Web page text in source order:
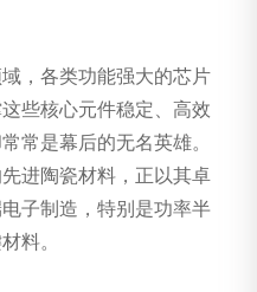
，各类功能强大的芯片
些核心元件稳定、高效
常是幕后的无名英雄。
进陶瓷材料，正以其卓
子制造，特别是功率半
料。